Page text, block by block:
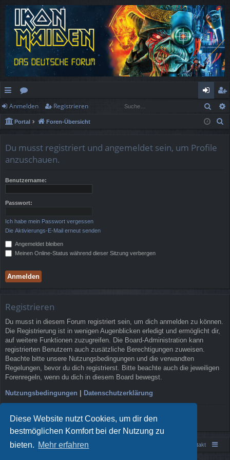
Diese Website nutzt Cookies, um dir den
bestmöglichen Komfort bei der Nutzung zu
bieten. Mehr erfahren
ch
ne
ug
f
or
en
n
m
eg
ist
Anmelden Registrieren
Portal Foren-Übersicht
Du musst registriert und angemeldet sein, um Profile
anzuschauen.
Benutzername:
Passwort:
Ich habe mein Passwort vergessen
Die Aktivierungs-E-Mail erneut senden
Angemeldet bleiben
Meinen Online-Status während dieser Sitzung verbergen
Registrieren
Du musst in diesem Forum registriert sein, um dich anmelden zu können.
Die Registrierung ist in wenigen Augenblicken erledigt und ermöglicht dir,
auf weitere Funktionen zuzugreifen. Die Board-Administration kann
registrierten Benutzern auch zusätzliche Berechtigungen zuweisen.
Beachte bitte unsere Nutzungsbedingungen und die verwandten
Regelungen, bevor du dich registrierst. Bitte beachte auch die jeweiligen
Forenregeln, wenn du dich in diesem Board bewegst.
Nutzungsbedingungen | Datenschutzerklärung
Registrieren
Portal Foren-Übersicht Kontakt